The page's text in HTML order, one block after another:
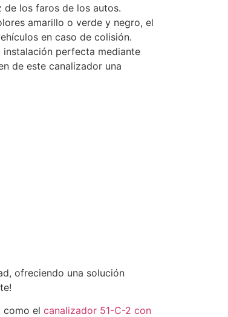
de los faros de los autos.
amarillo o verde y negro, el
en caso de colisión.
instalación perfecta mediante
de este canalizador una
ofreciendo una solución
como el canalizador 51-C-2 con